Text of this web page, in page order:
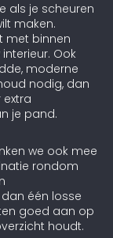
als je scheuren
maken.
met binnen
Ook
moderne
nodig, dan
je pand.
we ook mee
rondom
één losse
goed aan op
houdt.